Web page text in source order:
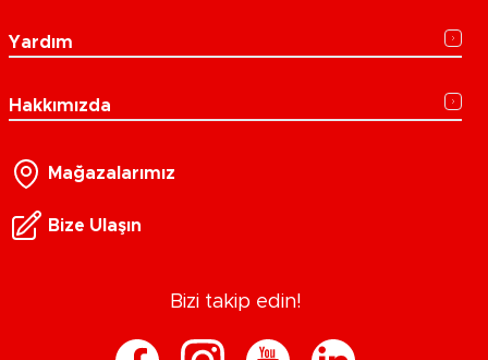
Yardım
Hakkımızda
Mağazalarımız
Bize Ulaşın
Bizi takip edin!